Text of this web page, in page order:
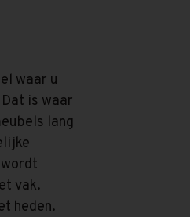
waar u
is waar
lang
vak.
heden.